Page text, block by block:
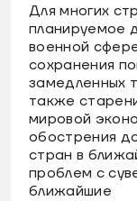
Для многих
планируемое
военной
сохранения
замедленных
также
мировой
обострения
стран в
проблем с
ближайшие